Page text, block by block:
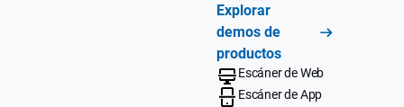
Explorar
demos de
productos
Escáner de Web
Escáner de App